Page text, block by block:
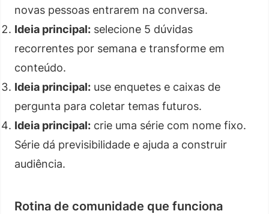
novas pessoas entrarem na conversa.
Ideia principal: selecione 5 dúvidas
recorrentes por semana e transforme em
conteúdo.
Ideia principal: use enquetes e caixas de
pergunta para coletar temas futuros.
Ideia principal: crie uma série com nome fixo.
Série dá previsibilidade e ajuda a construir
audiência.
Rotina de comunidade que funciona